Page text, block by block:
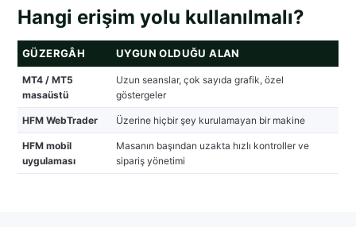
Hangi erişim yolu kullanılmalı?
GÜZERGÂH UYGUN OLDUĞU ALAN
MT4 / MT5
masaüstü
Uzun seanslar, çok sayıda grafik, özel
göstergeler
HFM WebTrader Üzerine hiçbir şey kurulamayan bir makine
HFM mobil
uygulaması
Masanın başından uzakta hızlı kontroller ve
sipariş yönetimi